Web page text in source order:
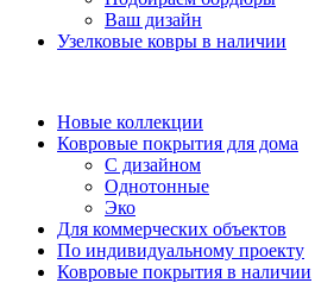
Ваш дизайн
Узелковые ковры в наличии
Новые коллекции
Ковровые покрытия для дома
С дизайном
Однотонные
Эко
Для коммерческих объектов
По индивидуальному проекту
Ковровые покрытия в наличии